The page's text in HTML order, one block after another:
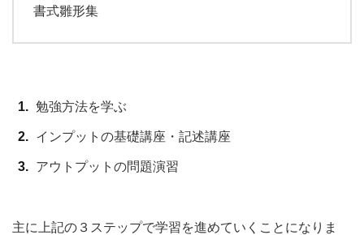
書式雛形集
勉強方法を学ぶ
インプットの基礎講座・記述講座
アウトプットの問題演習
主に上記の３ステップで学習を進めていくことになりま